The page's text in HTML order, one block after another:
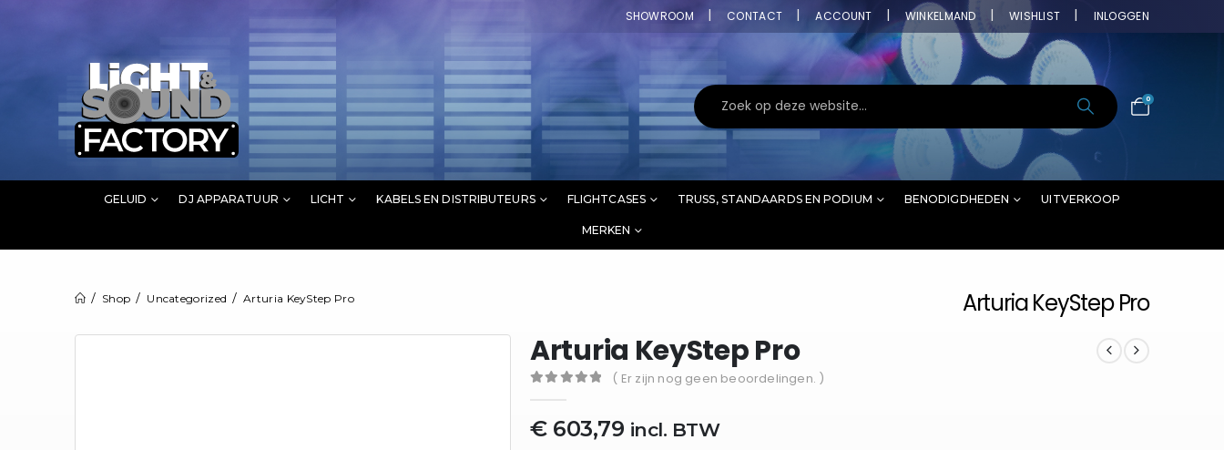
SHOWROOM CONTACT ACCOUNT WINKELMAND WISHLIST INLOGGEN
0
GELUID DJ APPARATUUR LICHT KABELS EN DISTRIBUTEURS FLIGHTCASES TRUSS, STANDAARDS EN PODIUM BENODIGDHEDEN UITVERKOOP
MERKEN
Arturia KeyStep Pro
Shop Uncategorized Arturia KeyStep Pro
Arturia KeyStep Pro
( Er zijn nog geen beoordelingen. )
€603,79 incl. BTW